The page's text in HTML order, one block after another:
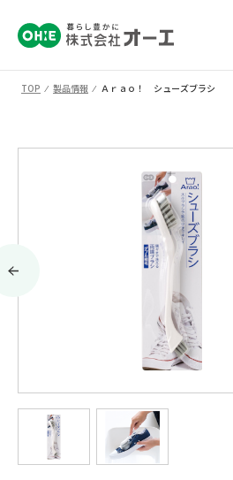
TOP ⁄ 製品情報 ⁄ Ａｒａｏ！ シューズブラシ